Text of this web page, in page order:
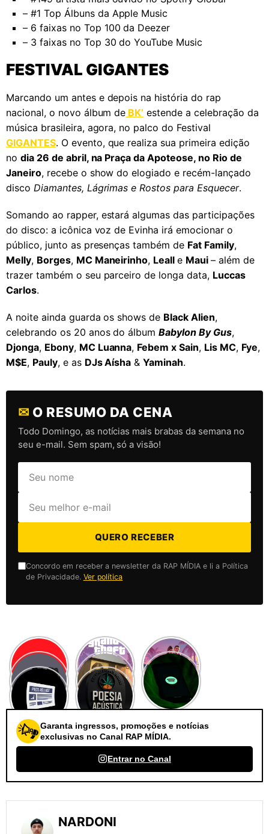
– #1 Top Álbuns da Apple Music
– 6 faixas no Top 100 da Deezer
– 3 faixas no Top 30 do YouTube Music
FESTIVAL GIGANTES
Marcando um antes e depois na história do rap
nacional, o novo álbum de BK’ estende a celebração da
música brasileira, agora, no palco do Festival
GIGANTES. O evento, que realiza sua primeira edição
no dia 26 de abril, na Praça da Apoteose, no Rio de
Janeiro, recebe o show do elogiado e recém-lançado
disco Diamantes, Lágrimas e Rostos para Esquecer.
Somando ao rapper, estará algumas das participações
do disco: a icônica voz de Evinha irá emocionar o
público, junto as presenças também de Fat Family,
Melly, Borges, MC Maneirinho, Lealle Maui – além de
trazer também o seu parceiro de longa data, Luccas
Carlos.
A noite ainda guarda os shows de Black Alien,
celebrando os 20 anos do álbumBabylon By Gus,
Djonga, Ebony, MC Luanna, Febem x Sain, Lis MC, Fye,
M$E, Pauly, e as DJs Aísha &Yaminah.
✉ O RESUMO DA CENA
Todo Domingo, as notícias mais brabas da semana no
seu e-mail. Sem spam, só a visão!
QUERO RECEBER
Concordo em receber a newsletter da RAP MÍDIA e li a Política
de Privacidade. Ver política
Garanta ingressos, promoções e notícias
exclusivas no Canal RAP MÍDIA.
Entrar no Canal
NARDONI